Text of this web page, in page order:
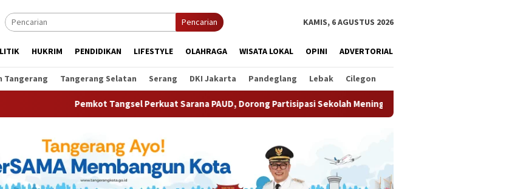
Pencarian KAMIS, 6 AGUSTUS 2026
HUKRIM PENDIDIKAN LIFESTYLE OLAHRAGA WISATA LOKAL OPINI ADVERTORIAL
Tangerang Tangerang Selatan Serang DKI Jakarta Pandeglang Lebak Cilegon
Tangsel Perkuat Sarana PAUD, Dorong Partisipasi Sekolah Meningkat Pemkot Tangsel Matangkan Persiapan